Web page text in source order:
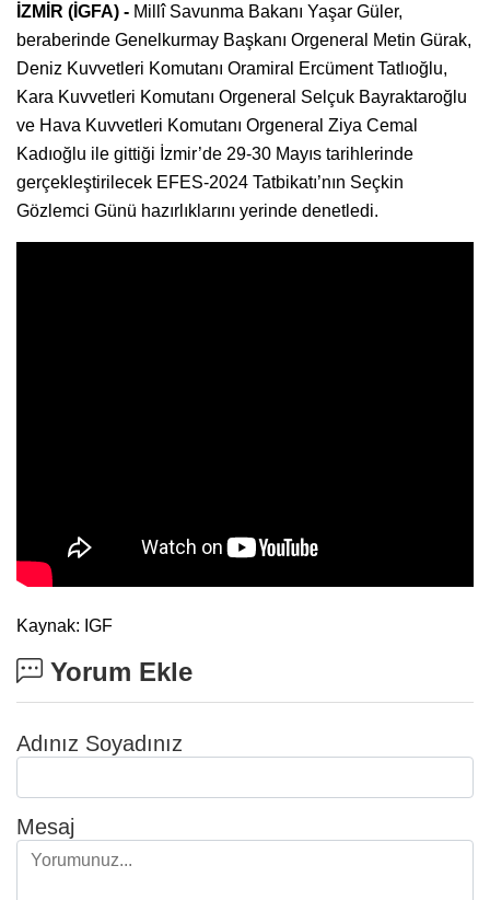
İZMİR (İGFA) - Millî Savunma Bakanı Yaşar Güler,
beraberinde Genelkurmay Başkanı Orgeneral Metin Gürak,
Deniz Kuvvetleri Komutanı Oramiral Ercüment Tatlıoğlu,
Kara Kuvvetleri Komutanı Orgeneral Selçuk Bayraktaroğlu
ve Hava Kuvvetleri Komutanı Orgeneral Ziya Cemal
Kadıoğlu ile gittiği İzmir’de 29-30 Mayıs tarihlerinde
gerçekleştirilecek EFES-2024 Tatbikatı’nın Seçkin
Gözlemci Günü hazırlıklarını yerinde denetledi.
Kaynak: IGF
Yorum Ekle
Adınız Soyadınız
Mesaj